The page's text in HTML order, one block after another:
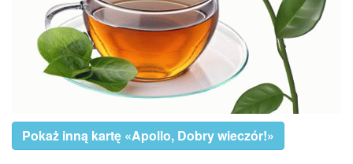
Pokaż inną kartę «Apollo, Dobry wieczór!»